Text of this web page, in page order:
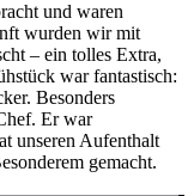
und waren
wurden wir mit
– ein tolles Extra,
war fantastisch:
Besonders
Er war
unseren Aufenthalt
gemacht.